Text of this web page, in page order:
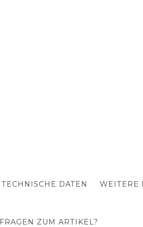
TECHNISCHE DATEN WEITERE
FRAGEN ZUM ARTIKEL?